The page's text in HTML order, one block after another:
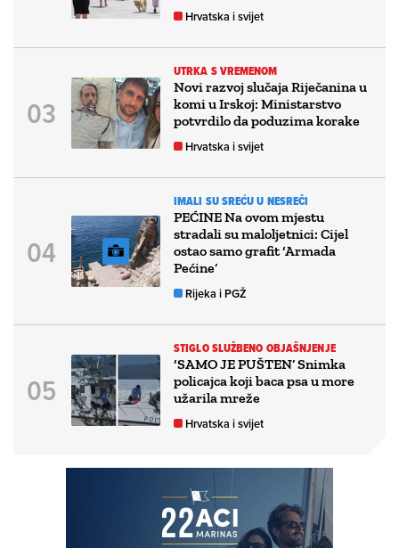
Hrvatska i svijet
UTRKA S VREMENOM
Novi razvoj slučaja Riječanina u
komi u Irskoj: Ministarstvo
potvrdilo da poduzima korake
Hrvatska i svijet
IMALI SU SREĆU U NESREČI
PEĆINE Na ovom mjestu
stradali su maloljetnici: Cijel
ostao samo grafit ‘Armada
Pećine’
Rijeka i PGŽ
STIGLO SLUŽBENO OBJAŠNJENJE
‘SAMO JE PUŠTEN’ Snimka
policajca koji baca psa u more
užarila mreže
Hrvatska i svijet